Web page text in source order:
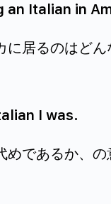
Italian in
居るのはどん
I was.
めであるか、の